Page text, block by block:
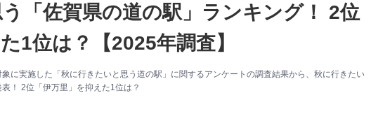
「佐賀県の道の駅」ランキング！ 2位
1位は？【2025年調査】
に実施した「秋に行きたいと思う道の駅」に関するアンケートの調査結果から、秋に行きたい
！ 2位「伊万里」を抑えた1位は？